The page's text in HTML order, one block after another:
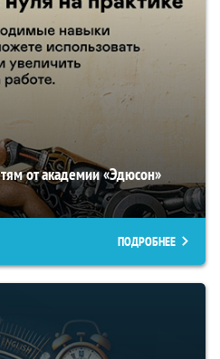
от академии «Эдюсон»
ПОДРОБНЕЕ